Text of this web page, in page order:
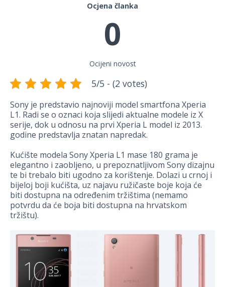
Ocjena članka
0
Ocijeni novost
5/5 - (2 votes)
Sony je predstavio najnoviji model smartfona Xperia
L1. Radi se o oznaci koja slijedi aktualne modele iz X
serije, dok u odnosu na prvi Xperia L model iz 2013.
godine predstavlja znatan napredak.
Kućište modela Sony Xperia L1 mase 180 grama je
elegantno i zaobljeno, u prepoznatljivom Sony dizajnu
te bi trebalo biti ugodno za korištenje. Dolazi u crnoj i
bijeloj boji kućišta, uz najavu ružičaste boje koja će
biti dostupna na određenim tržištima (nemamo
potvrdu da će boja biti dostupna na hrvatskom
tržištu).